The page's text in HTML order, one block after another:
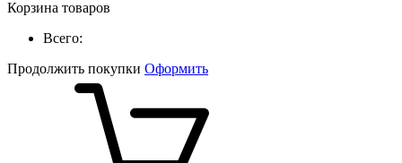
Корзина товаров
Всего:
Продолжить покупки Оформить